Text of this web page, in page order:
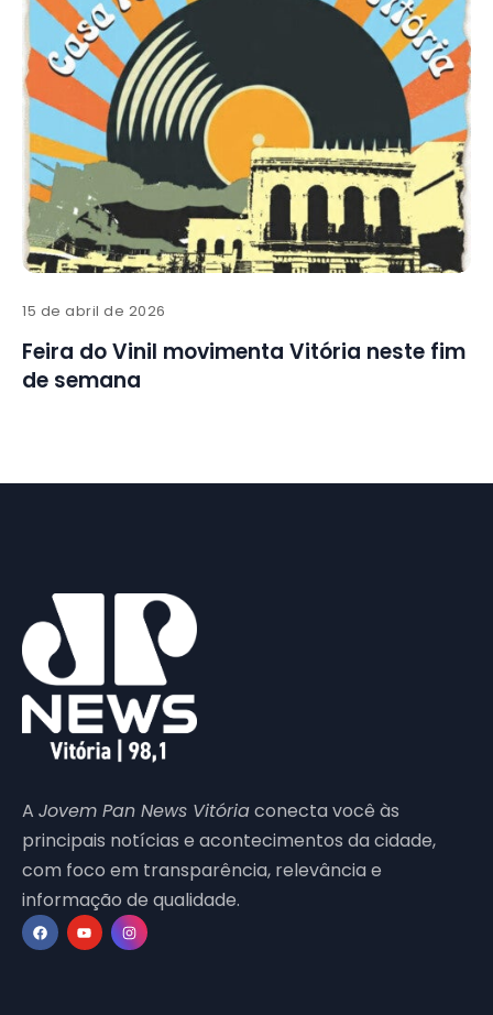
15 de abril de 2026
Feira do Vinil movimenta Vitória neste fim
de semana
A Jovem Pan News Vitóriaconecta você às
principais notícias e acontecimentos da cidade,
com foco em transparência, relevância e
informação de qualidade.